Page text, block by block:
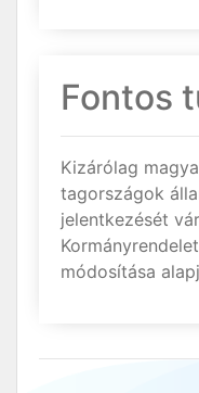
Fontos
Kizárólag
tagországok
jelentkezését
módosítása